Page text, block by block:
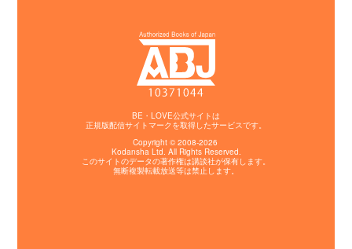
BE・LOVE公式サイトは
正規版配信サイトマークを取得したサービスです。
Copyright © 2008-2026
KodanshaLtd. All Rights Reserved.
このサイトのデータの著作権は講談社が保有します。
無断複製転載放送等は禁止します。